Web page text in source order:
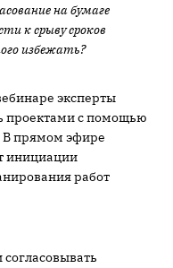
на бумаге
к срыву сроков
избежать?
эксперты
проектами с помощью
В прямом эфире
инициации
работ
согласовывать